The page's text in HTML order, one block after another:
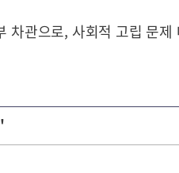
차관으로, 사회적 고립 문